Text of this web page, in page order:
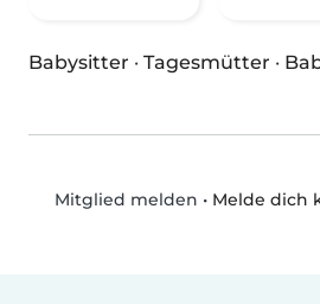
Babysitter · Tagesmütter ·
Mitglied melden • Melde dich